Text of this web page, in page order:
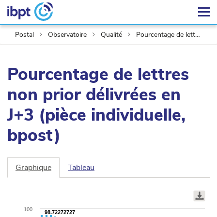
Postal Observatoire Qualité Pourcentage de lettres non prior délivrées en J+3
Pourcentage de lettres
non prior délivrées en
J+3 (pièce individuelle,
bpost)
Graphique Tableau
98.72272727
98.72272727
100